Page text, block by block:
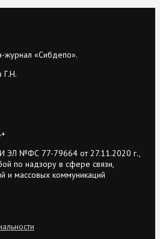
«Сибдепо».
Г.Н.
ЭЛ №ФС 77-79664 от 27.11.2020 г.,
по надзору в сфере связи,
и массовых коммуникаций